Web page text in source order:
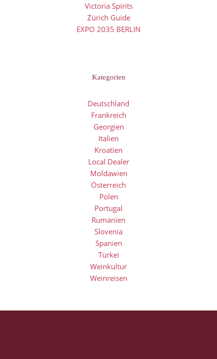
Victoria Spirits
Zürich Guide
EXPO 2035 BERLIN
Kategorien
Deutschland
Frankreich
Georgien
Italien
Kroatien
Local Dealer
Moldawien
Österreich
Polen
Portugal
Rumänien
Slovenia
Spanien
Türkei
Weinkultur
Weinreisen